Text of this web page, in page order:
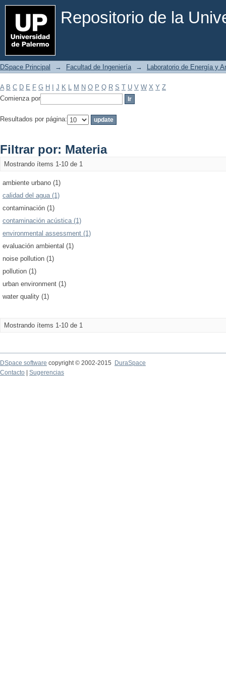
Repositorio de la
Filtrar por: Materia
DSpace Principal → Facultad de Ingeniería → Laboratorio de Energía y
A B C D E F G H J K L M N O P Q R S T U V W X Y Z
Comienza por
Resultados por página:
Filtrar por: Materia
Mostrando ítems 1-10 de 1
ambiente urbano (1)
calidad del agua (1)
contaminación (1)
contaminación acústica (1)
environmental assessment (1)
evaluación ambiental (1)
noise pollution (1)
pollution (1)
urban environment (1)
water quality (1)
Mostrando ítems 1-10 de 1
DSpace software copyright © 2002-2015
DuraSpace
Contacto
Sugerencias